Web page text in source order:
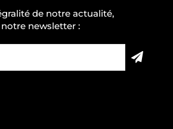
de notre actualité,
newsletter :